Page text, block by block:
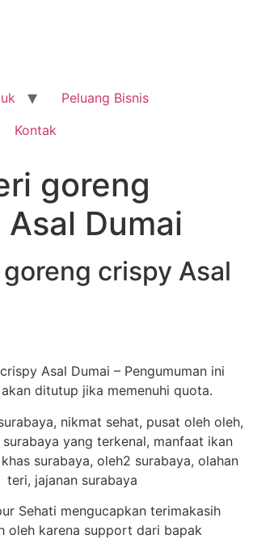
Peluang Bisnis
Kontak
goreng
Dumai
crispy Asal
Asal Dumai – Pengumuman ini
ditutup jika memenuhi quota.
Sehati mengucapkan terimakasih
oleh karena support dari bapak